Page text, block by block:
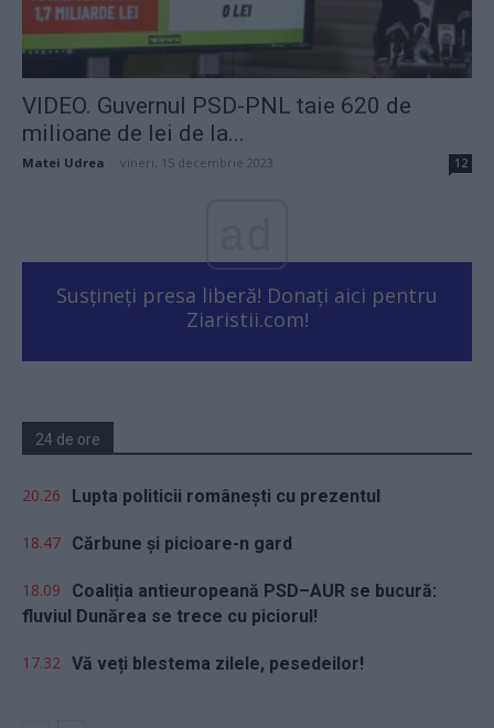
VIDEO. Guvernul PSD-PNL taie 620 de
milioane de lei de la...
Matei Udrea vineri, 15 decembrie 2023 12
Susțineți presa liberă! Donați aici pentru
Ziaristii.com!
24 de ore
20.26 Lupta politicii românești cu prezentul
18.47 Cărbune și picioare-n gard
18.09
Coaliția antieuropeană PSD–AUR se bucură:
fluviul Dunărea se trece cu piciorul!
17.32 Vă veți blestema zilele, pesedeilor!